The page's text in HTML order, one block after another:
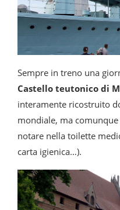
Sempre in treno una
Castello teutonico di
interamente ricostruito
mondiale, ma
notare nella toilette
carta igienica…).